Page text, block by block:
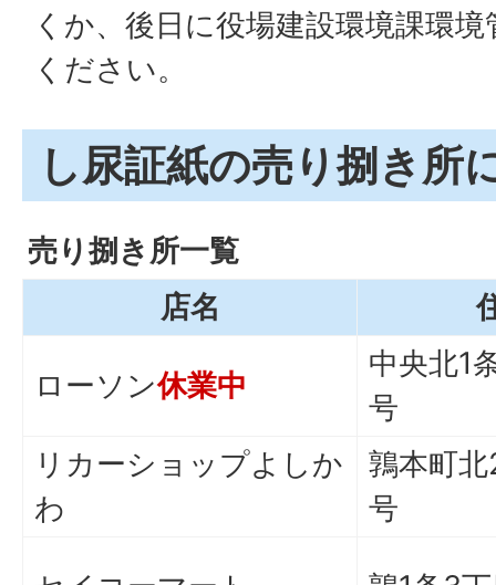
くか、後日に役場建設環境課環
ください。
し尿証紙の売り捌き所
売り捌き所一覧
店名
ローソン休業中
中央北1
号
リカーショップよしか
わ
鶉本町
号